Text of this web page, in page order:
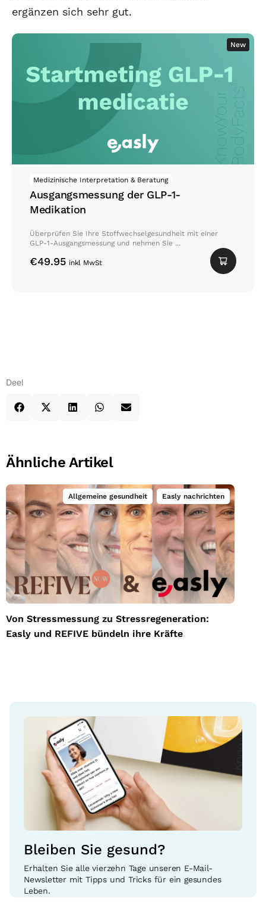
ergänzen sich sehr gut.
Ausgangsmessung der GLP-1-
Medikation
New
Medizinische Interpretation & Beratung
Ausgangsmessung der GLP-1-
Medikation
Überprüfen Sie Ihre Stoffwechselgesundheit mit einer
GLP-1-Ausgangsmessung und nehmen Sie ...
€49.95 inkl MwSt
Deel
Ähnliche Artikel
Allgemeine gesundheit Easly nachrichten
Von Stressmessung zu
Stressregeneration: Easly und
REFIVE bündeln ihre Kräfte
Von Stressmessung zu Stressregeneration:
Easly und REFIVE bündeln ihre Kräfte
Bleiben Sie gesund?
Erhalten Sie alle vierzehn Tage unseren E-Mail-
Newsletter mit Tipps und Tricks für ein gesundes
Leben.